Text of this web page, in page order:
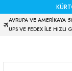
AVRUPA VE AMERİKAYA
UPS VE FEDEX İLE HIZLI